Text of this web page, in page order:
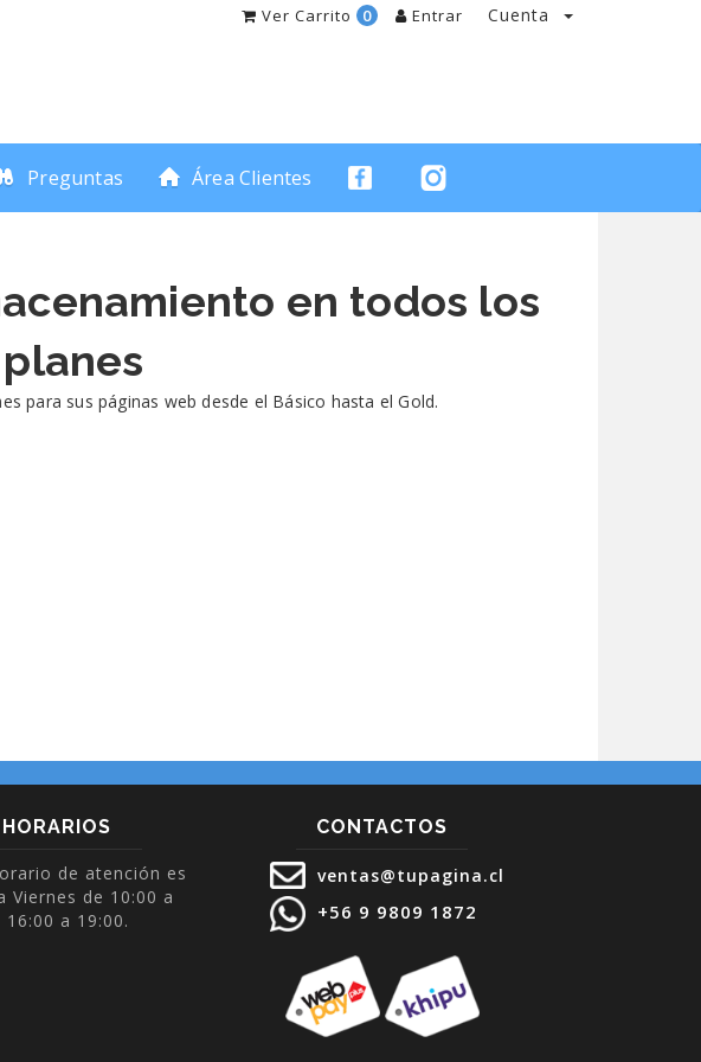
Cuenta
Entrar
Ver Carrito 0
Preguntas Área Clientes
en todos los
planes
para sus páginas web desde el Básico hasta el Gold.
HORARIOS
de atención es
Viernes de 10:00 a
16:00 a 19:00.
CONTACTOS
ventas@tupagina.cl
+56 9 9809 1872